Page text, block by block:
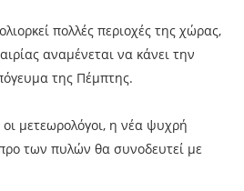
πολλές περιοχές της χώρας,
αναμένεται να κάνει την
της Πέμπτης.
μετεωρολόγοι, η νέα ψυχρή
των πυλών θα συνοδευτεί με